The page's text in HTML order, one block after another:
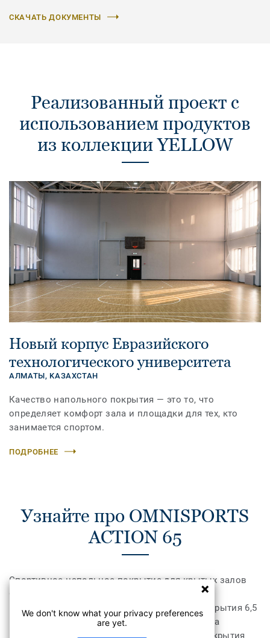
СКАЧАТЬ ДОКУМЕНТЫ
Реализованный проект с
использованием продуктов
из коллекции YELLOW
Новый корпус Евразийского
технологического университета
АЛМАТЫ, KАЗАХСТАН
Качество напольного покрытия — это то, что
определяет комфорт зала и площадки для тех, кто
занимается спортом.
ПОДРОБНЕЕ
Узнайте про OMNISPORTS
ACTION 65
Спортивное напольное покрытие для крытых залов
износостойкость. Оптимальная толщина покрытия 6,5
мм обеспечивает комфорт для спортсменов, а
разнообразие расцветок и гигиеничность покрытия
We don't know what your privacy preferences
are yet.